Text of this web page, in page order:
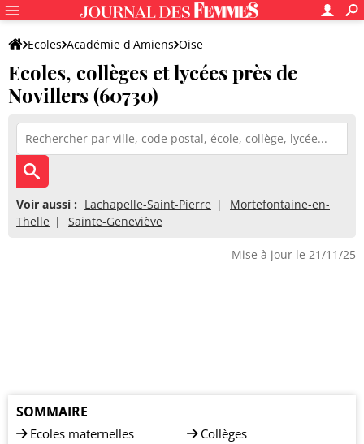
Ecoles Académie d'Amiens Oise
Ecoles, collèges et lycées près de
Novillers (60730)
Voir aussi : Lachapelle-Saint-Pierre
Mortefontaine-en-
Thelle
Sainte-Geneviève
Mise à jour le 21/11/25
SOMMAIRE
Ecoles maternelles
Collèges